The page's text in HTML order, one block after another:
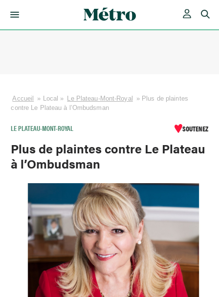
Accueil » Local » Le Plateau-Mont-Royal » Plus de plaintes
contre Le Plateau à l’Ombudsman
LE PLATEAU-MONT-ROYAL SOUTENEZ
Plus de plaintes contre Le Plateau
à l’Ombudsman